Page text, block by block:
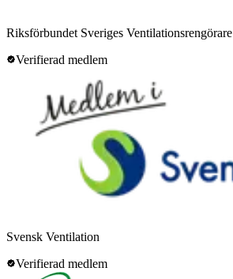
Riksförbundet Sveriges Ventilationsrengörare
Verifierad medlem
Svensk Ventilation
Verifierad medlem